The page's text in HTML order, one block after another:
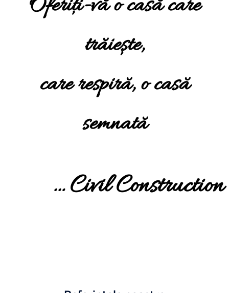
Oferiți-vă o casă care
trăiește,
care respiră, o casă
semnată
… Civil Construction